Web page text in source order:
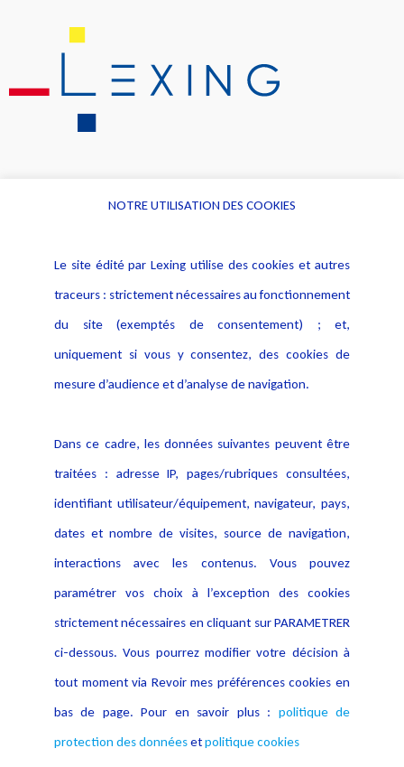
Alerte professionnelle
Déclaration d'accessibilité
Notice Légale
Politique de protection des
données
Publications
NOTRE UTILISATION DES COOKIES
Le site édité par Lexing utilise des cookies et autres
traceurs : strictement nécessaires au fonctionnement
du site (exemptés de consentement) ; et,
uniquement si vous y consentez, des cookies de
mesure d’audience et d’analyse de navigation.
Dans ce cadre, les données suivantes peuvent être
traitées : adresse IP, pages/rubriques consultées,
identifiant utilisateur/équipement, navigateur, pays,
dates et nombre de visites, source de navigation,
interactions avec les contenus. Vous pouvez
paramétrer vos choix à l’exception des cookies
strictement nécessaires en cliquant sur PARAMETRER
ci-dessous. Vous pourrez modifier votre décision à
tout moment via Revoir mes préférences cookies en
bas de page. Pour en savoir plus : politique de
protection des donnéesetpolitique cookies